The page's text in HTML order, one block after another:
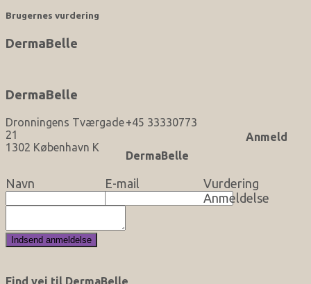
Brugernes vurdering
DermaBelle
DermaBelle
Dronningens Tværgade
21
1302 København K
+45 33330773
Anmeld
DermaBelle
Navn E-mail
Vurdering
Anmeldelse
Find vej til DermaBelle